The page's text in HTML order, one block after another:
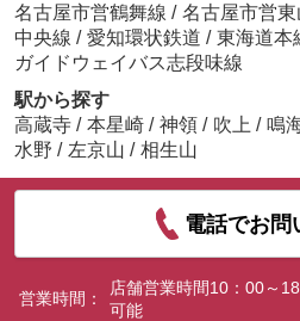
名古屋市営鶴舞線 / 名古屋市営東
中央線 / 愛知環状鉄道 / 東海道本
ガイドウェイバス志段味線
駅から探す
高蔵寺 / 本星崎 / 神領 / 吹上 / 鳴
水野 / 左京山 / 相生山
電話でお問
営業時間：
店舗営業時間10：00～
可能